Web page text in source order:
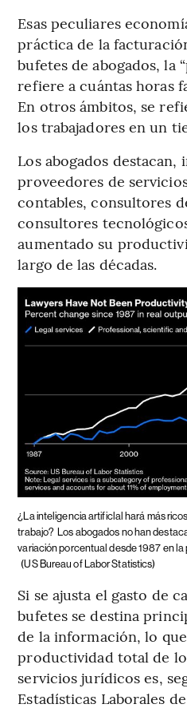
Esas peculiares
práctica de la
bufetes de abogados, la
refiere a cuántas horas
En otros ámbitos, se
los trabajadores en un
Los abogados
proveedores de
contables, consultores
consultores
aumentado su
largo de las décadas.
¿La inteligencia artificlal hará más
trabajo? Los abogados no han
variación porcentual desde 1987 en
(US Bureau of Labor Statistics)
Si se ajusta el gasto de
bufetes se destina
de la información, lo
productividad total de
servicios jurídicos es,
Estadísticas Laborales